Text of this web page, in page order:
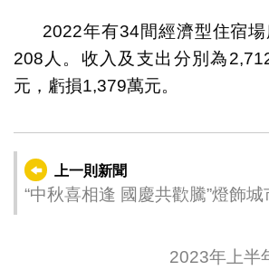
2022年有34間經濟型住宿
208人。收入及支出分別為
元，虧損1,379萬元。
上一則新聞
“中秋喜相逢 國慶共歡騰”燈
2023年上半